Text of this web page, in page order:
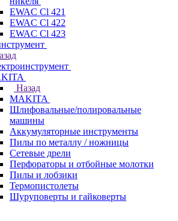
EWAC Cl 421
EWAC Cl 422
EWAC Cl 423
Назад
МAKITA
Шлифовальные/полировальные
машины
Аккумуляторные инструменты
Пилы по металлу / ножницы
Сетевые дрели
Перфораторы и отбойные молотки
Пилы и лобзики
Термопистолеты
Шуруповерты и гайковерты